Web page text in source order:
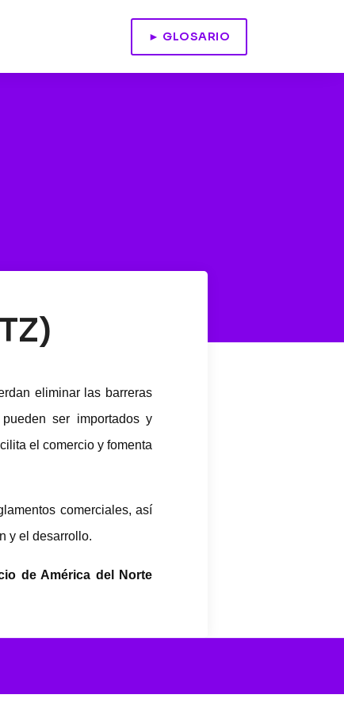
► GLOSARIO
eliminar las barreras
ser importados y
el comercio y fomenta
comerciales, así
y el desarrollo.
de América del Norte